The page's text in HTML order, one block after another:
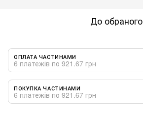
До обраного
ОПЛАТА ЧАСТИНАМИ
6 платежів по 921.67 грн
ПОКУПКА ЧАСТИНАМИ
6 платежів по 921.67 грн